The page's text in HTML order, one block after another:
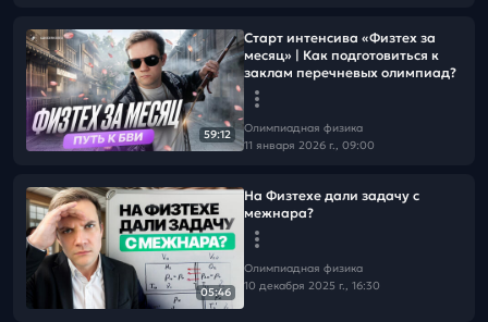
59:12
Старт интенсива «Физтех за
месяц» | Как подготовиться к
заклам перечневых олимпиад?
Олимпиадная физика
11 января 2026 г., 09:00
05:46
На Физтехе дали задачу с
межнара?
Олимпиадная физика
10 декабря 2025 г., 16:30